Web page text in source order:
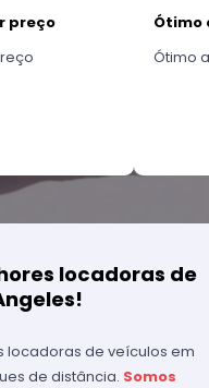
preço
Ótimo
Ótimo
locadoras de
locadoras de veículos em
de distância. Somos